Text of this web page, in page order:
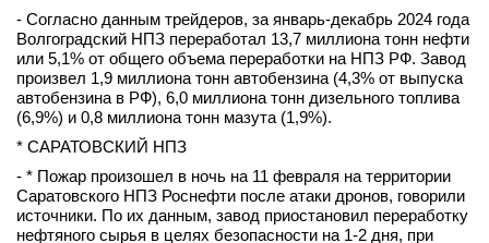
- Согласно данным трейдеров, за январь-декабрь 2024 года
Волгоградский НПЗ переработал 13,7 миллиона тонн нефти
или 5,1% от общего объема переработки на НПЗ РФ. Завод
произвел 1,9 миллиона тонн автобензина (4,3% от выпуска
автобензина в РФ), 6,0 миллиона тонн дизельного топлива
(6,9%) и 0,8 миллиона тонн мазута (1,9%).
* САРАТОВСКИЙ НПЗ
- * Пожар произошел в ночь на 11 февраля на территории
Саратовского НПЗ Роснефти после атаки дронов, говорили
источники. По их данным, завод приостановил переработку
нефтяного сырья в целях безопасности на 1-2 дня, при